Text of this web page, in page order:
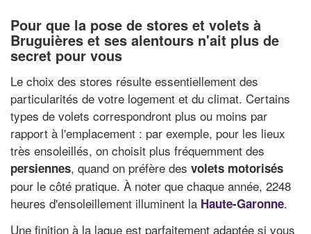
Pour que la pose de stores et volets à
Bruguières et ses alentours n'ait plus de
secret pour vous
Le choix des stores résulte essentiellement des
particularités de votre logement et du climat. Certains
types de volets correspondront plus ou moins par
rapport à l'emplacement : par exemple, pour les lieux
très ensoleillés, on choisit plus fréquemment des
persiennes, quand on préfère des volets motorisés
pour le côté pratique. À noter que chaque année, 2248
heures d'ensoleillement illuminent la Haute-Garonne.
Une finition à la laque est parfaitement adaptée si vous